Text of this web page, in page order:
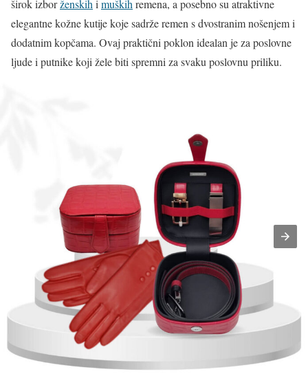
širok izborženskihimuškihremena, a posebno su atraktivne
elegantne kožne kutije koje sadrže remen s dvostranim nošenjem i
dodatnim kopčama. Ovaj praktični poklon idealan je za poslovne
ljude i putnike koji žele biti spremni za svaku poslovnu priliku.